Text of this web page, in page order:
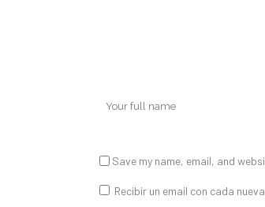
Save my name, email, and
Recibir un email con cada